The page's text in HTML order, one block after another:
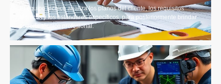
El equipo técnico analiza los planos del cliente, los requisitos
técnicos y los estándares específicos, para posteriormente brindar
soporte técnico profesional.